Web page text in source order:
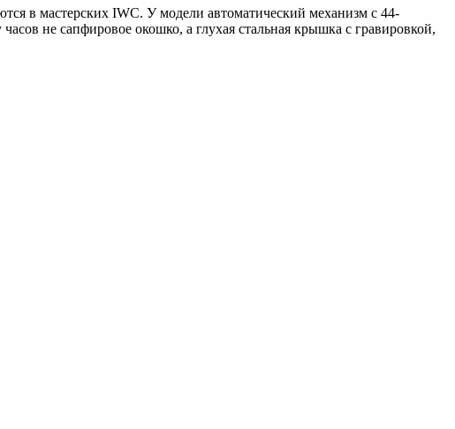
в мастерских IWC. У модели автоматический механизм с 44-
не сапфировое окошко, а глухая стальная крышка с гравировкой,